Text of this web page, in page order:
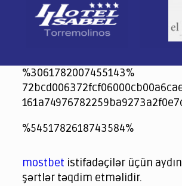
%3061782007455143%
jeetcity
1xbet
jeet city casino
%5451782618743584%
spintiger
Avabet
Spinrise
Crown Green
Crowngreen casino login
슈가 러쉬1000 슬롯
crazy time casino online
1xcasinozambia.com
codingworldnews.com
parimatch.kr
winorio
winorio casino
winorio
mostbet istifadəçilər üçün
şərtlər təqdim etməlidir.